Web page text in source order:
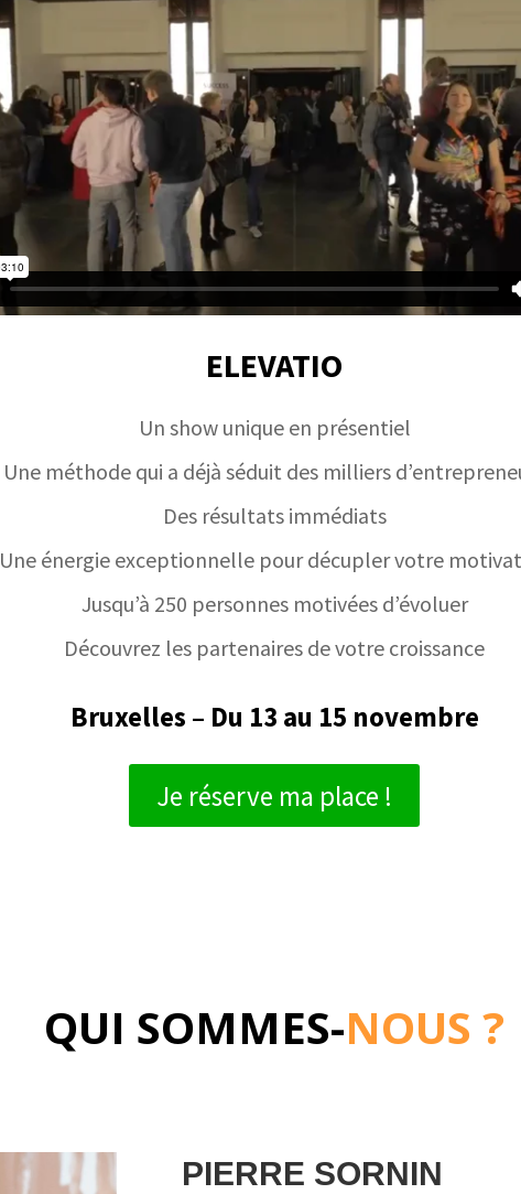
ELEVATIO
Un show unique en présentiel
Une méthode qui a déjà séduit des milliers
Des résultats immédiats
Une énergie exceptionnelle pour décupler votre
Jusqu’à 250 personnes motivées d’évoluer
Découvrez les partenaires de votre croissance
Bruxelles – Du 13 au 15 novembre
Je réserve ma place !
QUI SOMMES-NOUS ?
PIERRE SORNIN